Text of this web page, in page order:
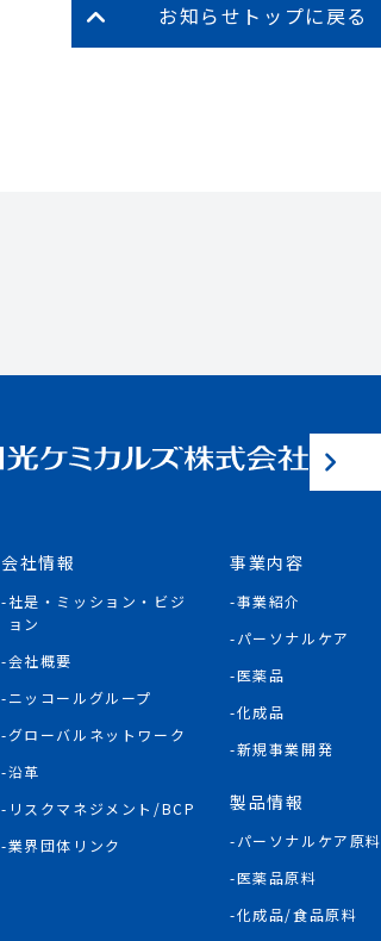
お知らせトップに戻る
会社情報
社是・ミッション・ビジ
ョン
会社概要
ニッコールグループ
グローバルネットワーク
沿革
リスクマネジメント/BCP
業界団体リンク
事業内容
事業紹介
パーソナルケア
医薬品
化成品
新規事業開発
製品情報
パーソナルケア原料
医薬品原料
化成品/食品原料